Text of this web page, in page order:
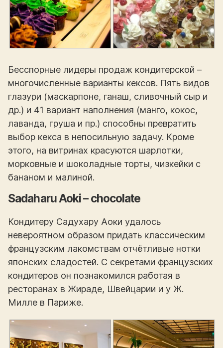
Бесспорные лидеры продаж кондитерской –
многочисленные варианты кексов. Пять видов
глазури (маскарпоне, ганаш, сливочный сыр и
др.) и 41 вариант наполнения (манго, кокос,
лаванда, груша и пр.) способны превратить
выбор кекса в непосильную задачу. Кроме
этого, на витринах красуются шарлотки,
морковные и шоколадные торты, чизкейки с
бананом и малиной.
Sadaharu Aoki – chocolate
Кондитеру Садухару Аоки удалось
невероятном образом придать классическим
французским лакомствам отчётливые нотки
японских сладостей. С секретами французских
кондитеров он познакомился работая в
ресторанах в Жираде, Швейцарии и у Ж.
Милле в Париже.